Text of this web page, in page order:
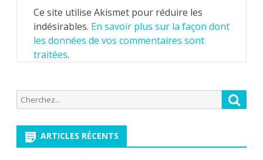
Ce site utilise Akismet pour réduire les
indésirables. En savoir plus sur la façon dont
les données de vos commentaires sont
traitées.
Recherche
pour:
ARTICLES RÉCENTS